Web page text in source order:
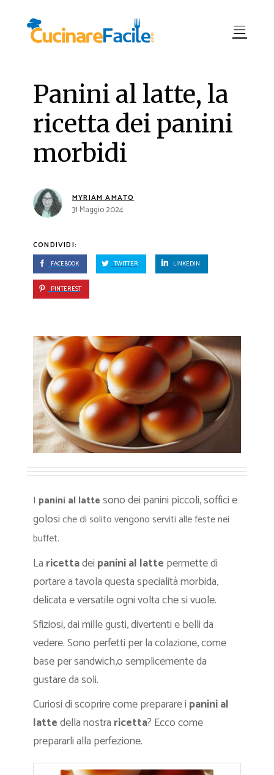
Panini al latte, la
ricetta dei panini
morbidi
MYRIAM AMATO
31 Maggio 2024
CONDIVIDI:
FACEBOOK TWITTER LINKEDIN
PINTEREST
I panini al lattesono dei panini piccoli, soffici e
golosiche di solito vengono serviti alle feste nei
buffet.
La ricettadei panini al latte permette di
portare a tavola questa specialità morbida,
delicata e versatile ogni volta che si vuole.
Sfiziosi, dai mille gusti, divertenti e belli da
vedere. Sono perfetti per la colazione, come
base per sandwich,o semplicemente da
gustare da soli.
Curiosi di scoprire come preparare i panini al
lattedella nostra ricetta? Ecco come
prepararli alla perfezione.